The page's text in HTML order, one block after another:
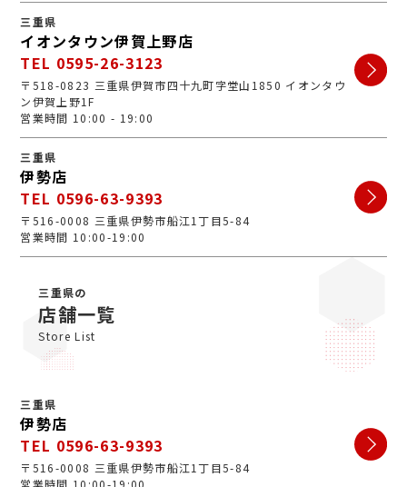
三重県
イオンタウン伊賀上野店
TEL 0595-26-3123
〒518-0823 三重県伊賀市四十九町字堂山1850 イオンタウ
ン伊賀上野1F
営業時間 10:00 - 19:00
三重県
伊勢店
TEL 0596-63-9393
〒516-0008 三重県伊勢市船江1丁目5-84
営業時間 10:00-19:00
三重県の
店舗一覧
Store List
三重県
伊勢店
TEL 0596-63-9393
〒516-0008 三重県伊勢市船江1丁目5-84
営業時間 10:00-19:00